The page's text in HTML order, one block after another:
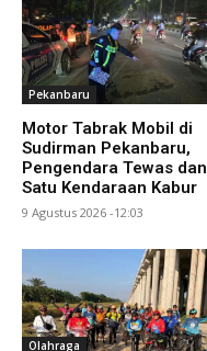
Pekanbaru
Motor Tabrak Mobil di
Sudirman Pekanbaru,
Pengendara Tewas dan
Satu Kendaraan Kabur
9 Agustus 2026 -12:03
Olahraga